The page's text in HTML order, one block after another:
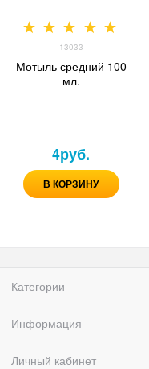
13033
Мотыль средний 100
мл.
4руб.
В КОРЗИНУ
Категории
Информация
Личный кабинет